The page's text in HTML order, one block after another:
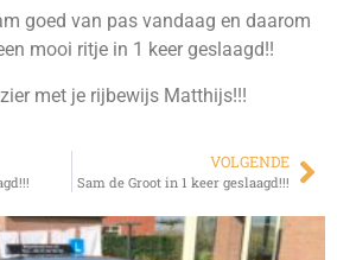
goed van pas vandaag en daarom
mooi ritje in 1 keer geslaagd!!
met je rijbewijs Matthijs!!!
VOLGENDE
Sam de Groot in 1 keer geslaagd!!!